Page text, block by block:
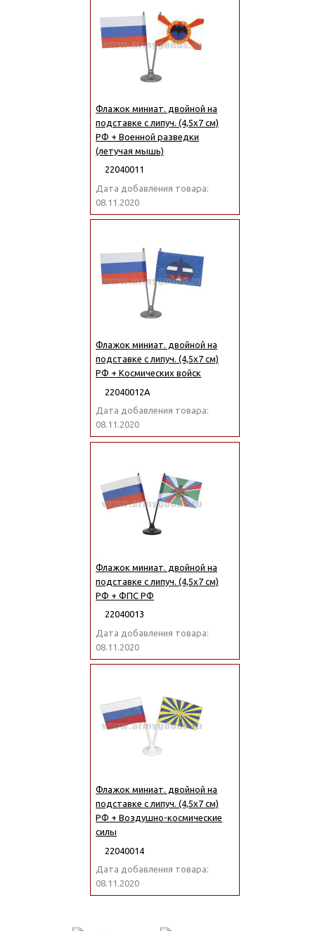
Флажок миниат. двойной на
подставке с липуч. (4,5х7 см)
РФ + Военной разведки
(летучая мышь)
22040011
Дата добавления товара:
08.11.2020
Флажок миниат. двойной на
подставке с липуч. (4,5х7 см)
РФ + Космических войск
22040012А
Дата добавления товара:
08.11.2020
Флажок миниат. двойной на
подставке с липуч. (4,5х7 см)
РФ + ФПС РФ
22040013
Дата добавления товара:
08.11.2020
Флажок миниат. двойной на
подставке с липуч. (4,5х7 см)
РФ + Воздушно-космические
силы
22040014
Дата добавления товара:
08.11.2020